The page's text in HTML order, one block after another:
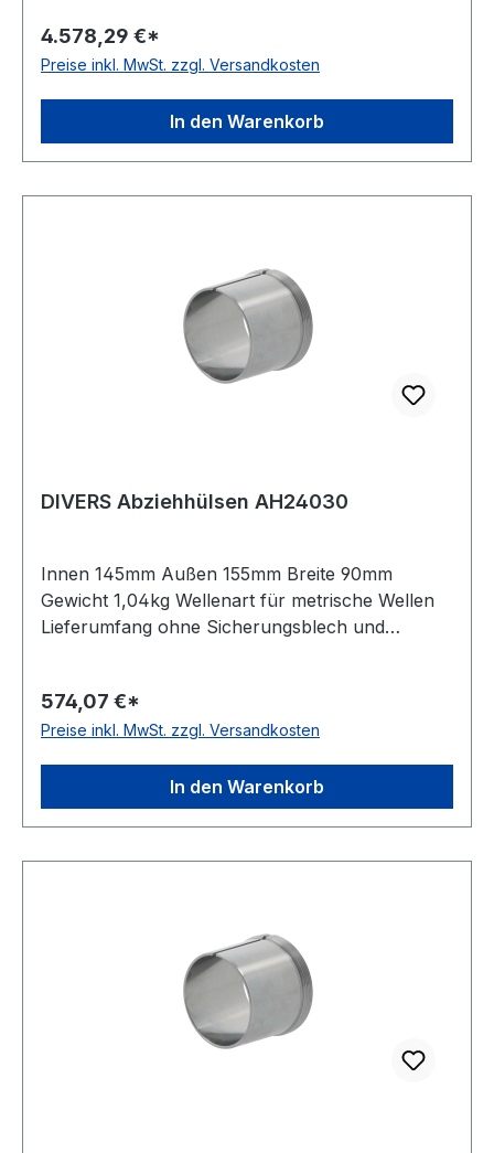
4.578,29 €*
Preise inkl. MwSt. zzgl. Versandkosten
In den Warenkorb
DIVERS Abziehhülsen AH24030
Innen 145mm Außen 155mm Breite 90mm
Gewicht 1,04kg Wellenart für metrische Wellen
Lieferumfang ohne Sicherungsblech und
574,07 €*
Preise inkl. MwSt. zzgl. Versandkosten
In den Warenkorb